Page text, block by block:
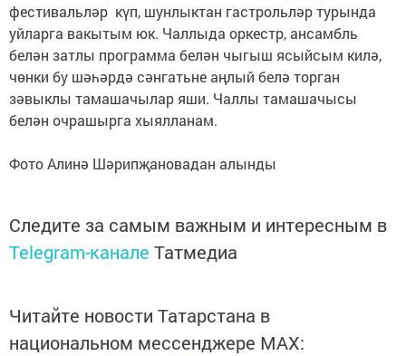
фестивальләр күп, шунлыктан гастрольләр турында
уйларга вакытым юк. Чаллыда оркестр, ансамбль
белән затлы программа белән чыгыш ясыйсым килә,
чөнки бу шәһәрдә сәнгатьне аңлый белә торган
зәвыклы тамашачылар яши. Чаллы тамашачысы
белән очрашырга хыялланам.
Фото Алинә Шәрипҗановадан алынды
Следите за самым важным и интересным в
Telegram-канале Татмедиа
Читайте новости Татарстана в
национальном мессенджере MАХ: